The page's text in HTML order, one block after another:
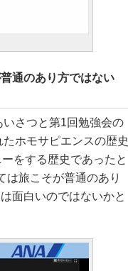
通のあり方ではない
さつと第1回勉強会の
ホモサピエンスの歴史
をする歴史であったと
は旅こそが普通のあり
面白いのではないかと